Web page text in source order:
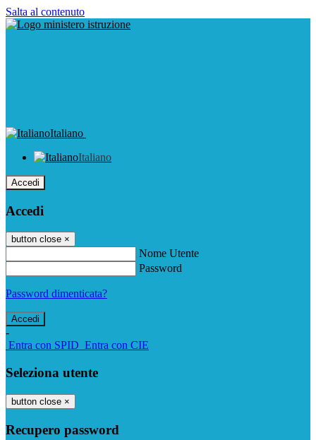
Salta al contenuto
Italiano
Italiano
Accedi
Accedi
button close ×
Nome Utente
Password
Password dimenticata?
-
Entra con SPID Entra con CIE
Seleziona utente
button close ×
Recupero password